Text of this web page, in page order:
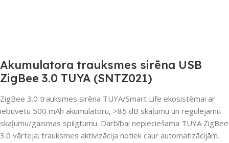
Akumulatora trauksmes sirēna USB
ZigBee 3.0 TUYA (SNTZ021)
ZigBee 3.0 trauksmes sirēna TUYA/Smart Life ekosistēmai ar
iebūvētu 500 mAh akumulatoru, >85 dB skaļumu un regulējamu
skaļumu/gaismas spilgtumu. Darbībai nepieciešama TUYA ZigBee
3.0 vārteja; trauksmes aktivizācija notiek caur automatizācijām.